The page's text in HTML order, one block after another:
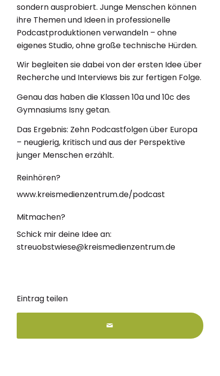
sondern ausprobiert. Junge Menschen können
ihre Themen und Ideen in professionelle
Podcastproduktionen verwandeln – ohne
eigenes Studio, ohne große technische Hürden.
Wir begleiten sie dabei von der ersten Idee über
Recherche und Interviews bis zur fertigen Folge.
Genau das haben die Klassen 10a und 10c des
Gymnasiums Isny getan.
Das Ergebnis: Zehn Podcastfolgen über Europa
– neugierig, kritisch und aus der Perspektive
junger Menschen erzählt.
Reinhören?
www.kreismedienzentrum.de/podcast
Mitmachen?
Schick mir deine Idee an:
streuobstwiese@kreismedienzentrum.de
Eintrag teilen